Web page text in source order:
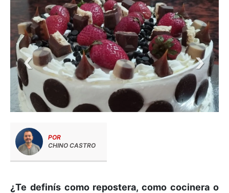
POR
CHINO CASTRO
¿Te definís como repostera, como cocinera o